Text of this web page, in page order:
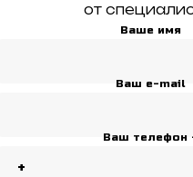
от
Ваше имя
Ваш e-mail
Ваш телефон